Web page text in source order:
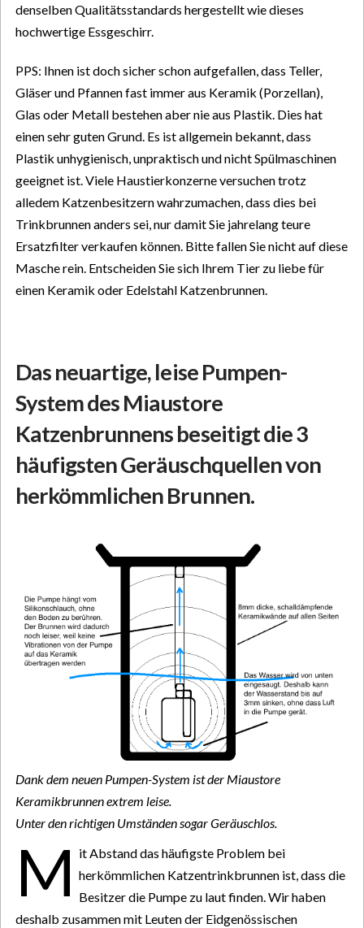
denselben Qualitätsstandards hergestellt wie dieses
hochwertige Essgeschirr.
PPS: Ihnen ist doch sicher schon aufgefallen, dass Teller,
Gläser und Pfannen fast immer aus Keramik (Porzellan),
Glas oder Metall bestehen aber nie aus Plastik. Dies hat
einen sehr guten Grund. Es ist allgemein bekannt, dass
Plastik unhygienisch, unpraktisch und nicht Spülmaschinen
geeignet ist. Viele Haustierkonzerne versuchen trotz
alledem Katzenbesitzern wahrzumachen, dass dies bei
Trinkbrunnen anders sei, nur damit Sie jahrelang teure
Ersatzfilter verkaufen können. Bitte fallen Sie nicht auf diese
Masche rein. Entscheiden Sie sich Ihrem Tier zu liebe für
einen Keramik oder Edelstahl Katzenbrunnen.
Das neuartige, leise Pumpen-
System des Miaustore
Katzenbrunnens beseitigt die 3
häufigsten Geräuschquellen von
herkömmlichen Brunnen.
Dank dem neuen Pumpen-System ist der Miaustore
Keramikbrunnen extrem leise.
Unter den richtigen Umständen sogar Geräuschlos.
M
it Abstand das häufigste Problem bei
herkömmlichen Katzentrinkbrunnen ist, dass die
Besitzer die Pumpe zu laut finden. Wir haben
deshalb zusammen mit Leuten der Eidgenössischen